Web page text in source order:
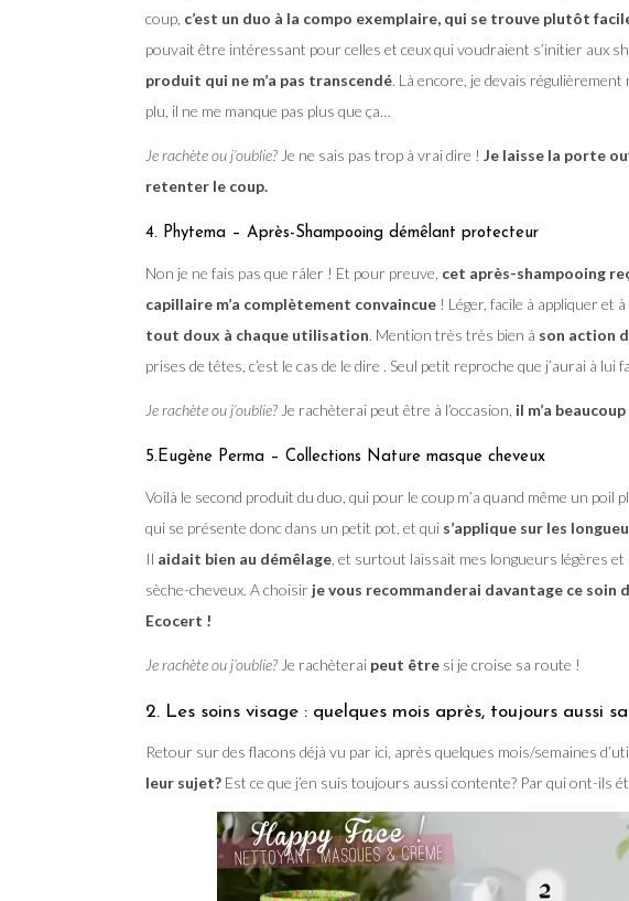
coup, c’est un duo à la compo exemplaire, qui se trouve plutôt
pouvait être intéressant pour celles et ceux qui voudraient s’initier aux
produit qui ne m’a pas transcendé. Là encore, je devais régulièrement
plu, il ne me manque pas plus que ça…
Je rachète ou j’oublie? Je ne sais pas trop à vrai dire ! Je laisse la porte
retenter le coup.
4. Phytema – Après-Shampooing démêlant protecteur
Non je ne fais pas que râler ! Et pour preuve, cet après-shampooing
capillaire m’a complètement convaincue ! Léger, facile à appliquer et
tout doux à chaque utilisation. Mention très très bien à son action
prises de têtes, c’est le cas de le dire . Seul petit reproche que j’aurai à
Je rachète ou j’oublie? Je rachèterai peut être à l’occasion, il m’a
5.Eugène Perma – Collections Nature masque cheveux
Voilà le second produit du duo, qui pour le coup m’a quand même un poil
qui se présente donc dans un petit pot, et qui s’applique sur les
Il aidait bien au démêlage , et surtout laissait mes longueurs légères
sèche-cheveux. A choisir je vous recommanderai davantage ce
Ecocert !
Je rachète ou j’oublie? Je rachèterai peut être si je croise sa route !
2. Les soins visage : quelques mois après, toujours aussi
Retour sur des flacons déjà vu par ici, après quelques mois/semaines
leur sujet? Est ce que j’en suis toujours aussi contente? Par qui ont-ils